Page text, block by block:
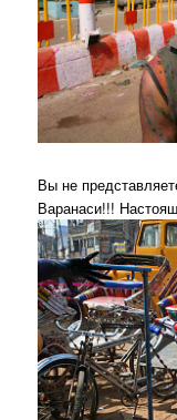
Вы не
Варанаси!!!